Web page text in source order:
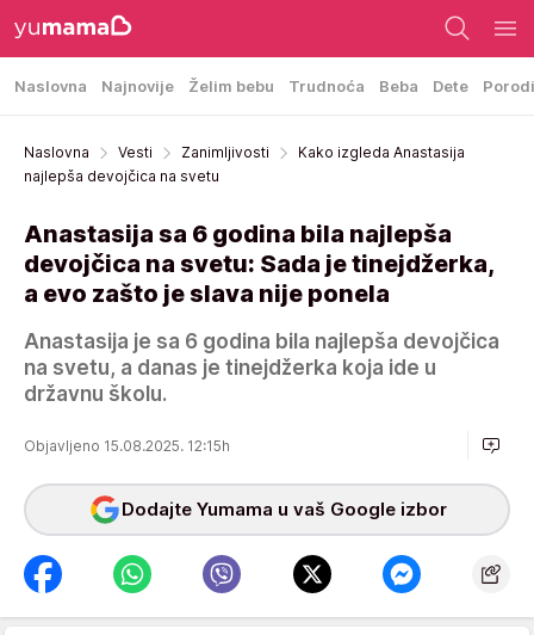
Naslovna Najnovije Želim bebu Trudnoća Beba Dete
Naslovna Vesti Zanimljivosti
Kako izgleda Anastasija
najlepša devojčica na svetu
Anastasija sa 6 godina bila najlepša
devojčica na svetu: Sada je tinejdžerka,
a evo zašto je slava nije ponela
Anastasija je sa 6 godina bila najlepša devojčica
na svetu, a danas je tinejdžerka koja ide u
državnu školu.
Objavljeno 15.08.2025. 12:15h
Dodajte Yumama u vaš Google izbor